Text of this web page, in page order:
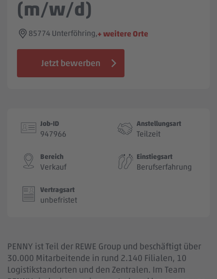
(m/w/d)
85774 Unterföhring,+ weitere Orte
Jetzt bewerben
Job-ID
947966
Anstellungsart
Teilzeit
Bereich
Verkauf
Einstiegsart
Berufserfahrung
Vertragsart
unbefristet
PENNY ist Teil der REWE Group und beschäftigt über
30.000 Mitarbeitende in rund 2.140 Filialen, 10
Logistikstandorten und den Zentralen. Im Team